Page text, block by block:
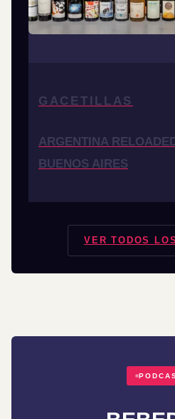
GACETILLAS
ARGENTINA
BUENOS AIRES
VER TODOS